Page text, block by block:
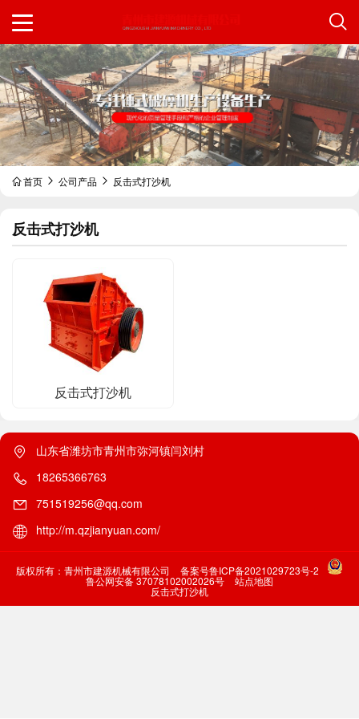
首页 公司产品 反击式打沙机
反击式打沙机
反击式打沙机
山东省潍坊市青州市弥河镇闫刘村
18265366763
751519256@qq.com
http://m.qzjianyuan.com/
版权所有：青州市建源机械有限公司 备案号鲁ICP备2021029723号-2
鲁公网安备 37078102002026号 站点地图
反击式打沙机